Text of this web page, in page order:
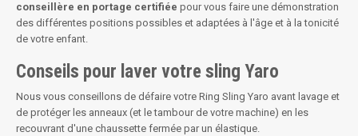
conseillère en portage certifiée pour vous faire une démonstration
des différentes positions possibles et adaptées à l'âge et à la tonicité
de votre enfant.
Conseils pour laver votre sling Yaro
Nous vous conseillons de défaire votre Ring Sling Yaro avant lavage et
de protéger les anneaux (et le tambour de votre machine) en les
recouvrant d'une chaussette fermée par un élastique.